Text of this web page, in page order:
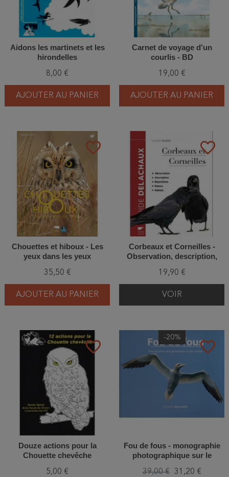
Aidons les martinets et les
hirondelles
8,00 €
AJOUTER AU PANIER
Carnet de voyage d'un
courlis - BD
19,00 €
AJOUTER AU PANIER
favorite_border
Chouettes et hiboux - Les
yeux dans les yeux
35,50 €
AJOUTER AU PANIER
favorite_border
Corbeaux et Corneilles -
Observation, description,
19,90 €
VOIR
favorite_border
Douze actions pour la
Chouette chevêche
5,00 €
favorite_border
-20%
Fou de fous - monographie
photographique sur le
39,00 € 31,20 €